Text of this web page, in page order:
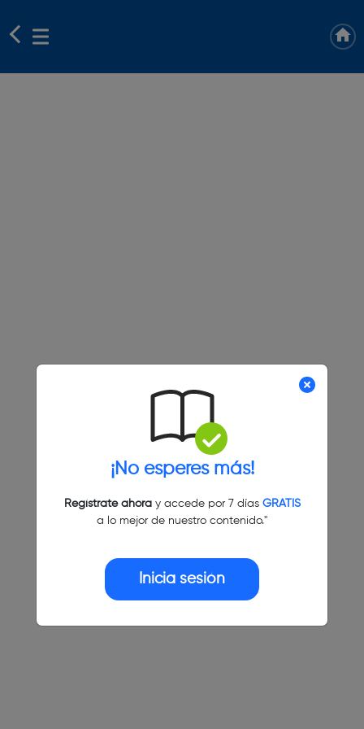
¡No esperes más!
Regístrate ahoray accede por 7 días GRATIS
a lo mejor de nuestro contenido."
Inicia sesión